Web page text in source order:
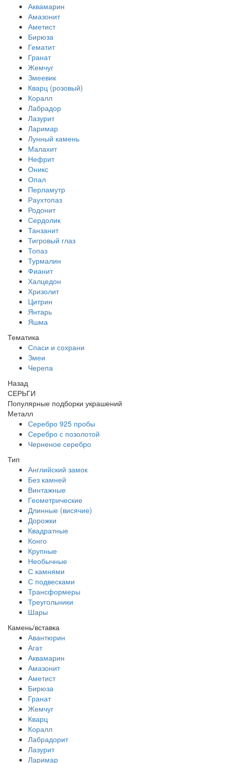
Аквамарин
Амазонит
Аметист
Бирюза
Гематит
Гранат
Жемчуг
Змеевик
Кварц (розовый)
Коралл
Лабрадор
Лазурит
Ларимар
Лунный камень
Малахит
Нефрит
Оникс
Опал
Перламутр
Раухтопаз
Родонит
Сердолик
Танзанит
Тигровый глаз
Топаз
Турмалин
Фианит
Халцедон
Хризолит
Цитрин
Янтарь
Яшма
Тематика
Спаси и сохрани
Змеи
Черепа
Назад
СЕРЬГИ
Популярные подборки украшений
Металл
Серебро 925 пробы
Серебро с позолотой
Черненое серебро
Тип
Английский замок
Без камней
Винтажные
Геометрические
Длинные (висячие)
Дорожки
Квадратные
Конго
Крупные
Необычные
С камнями
С подвесками
Трансформеры
Треугольники
Шары
Камень/вставка
Авантюрин
Агат
Аквамарин
Амазонит
Аметист
Бирюза
Гранат
Жемчуг
Кварц
Коралл
Лабрадорит
Лазурит
Ларимар